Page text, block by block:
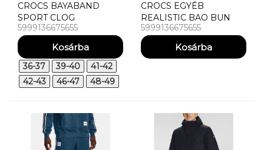
CROCS BAYABAND
SPORT CLOG
5999136675655
36-37 39-40
41-42
42-43
46-47 48-49
CROCS EGYÉB
REALISTIC BAO BUN
5999136675655